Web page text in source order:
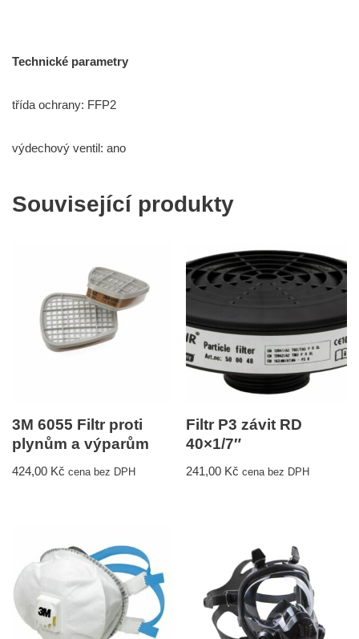
Technické parametry
třída ochrany: FFP2
výdechový ventil: ano
Související produkty
3M 6055 Filtr proti
plynům a výparům
424,00 Kč cena bez DPH
Filtr P3 závit RD
40×1/7″
241,00 Kč cena bez DPH